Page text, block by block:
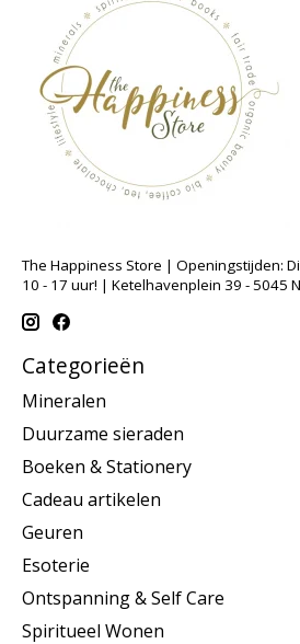
The Happiness Store | Openingstijden:
10 - 17 uur! | Ketelhavenplein 39 - 5045
Categorieën
Mineralen
Duurzame sieraden
Boeken & Stationery
Cadeau artikelen
Geuren
Esoterie
Ontspanning & Self Care
Spiritueel Wonen